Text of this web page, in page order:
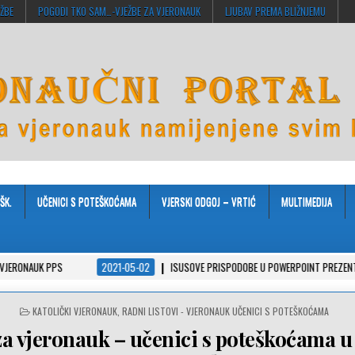
POGODI TKO SAM…-VJEŽBE ZA VJERONAUK LJUBAV PREMA BLIŽNJEMU
UČENICI S POTEŠKOĆAMA VJERSKI ODGOJ – VRTIĆ MULTIMEDIJA
2021-05-02 ISUSOVE PRISPODOBE U POWERPOINT PREZENTACIJAMA
POSTED
KATOLIČKI VJERONAUK ,RADNI LISTOVI - VJERONAUK UČENICI S POTEŠKOĆAMA
vjeronauk – učenici s poteškoćama